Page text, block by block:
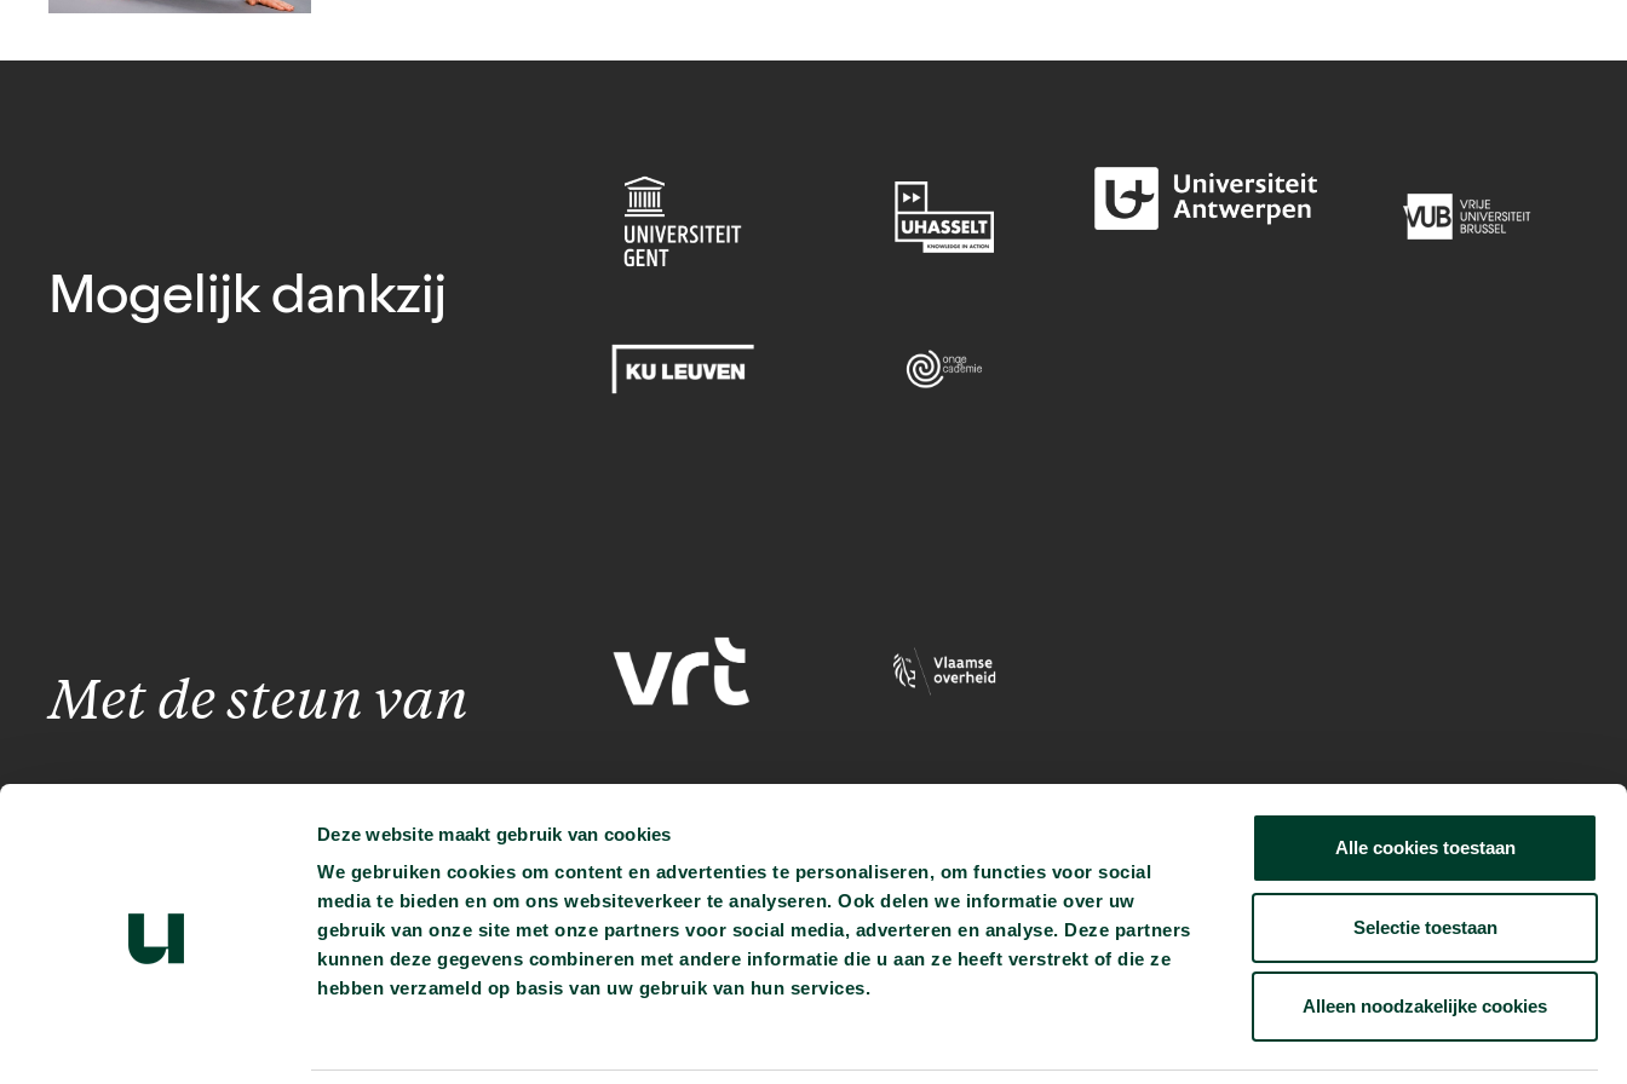
Deze website maakt gebruik van cookies
We gebruiken cookies om content en advertenties te personaliseren, om functies voor social
media te bieden en om ons websiteverkeer te analyseren. Ook delen we informatie over uw
gebruik van onze site met onze partners voor social media, adverteren en analyse. Deze partners
kunnen deze gegevens combineren met andere informatie die u aan ze heeft verstrekt of die ze
hebben verzameld op basis van uw gebruik van hun services.
Alle cookies toestaan
Selectie toestaan
Alleen noodzakelijke cookies
Mogelijk dankzij
Met de steun van
Je kunt ons vinden op:
info@universiteitvanvlaanderen.be